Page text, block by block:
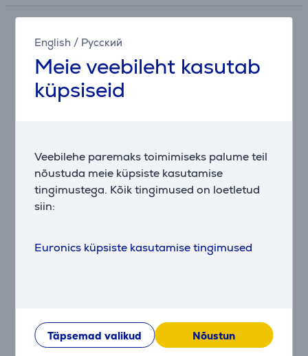
English / Русский
Meie veebileht kasutab
küpsiseid
Veebilehe paremaks toimimiseks palume teil
nõustuda meie küpsiste kasutamise
tingimustega. Kõik tingimused on loetletud
siin:
Euronics küpsiste kasutamise tingimused
Täpsemad valikud Nõustun
Kambukka Brushing
11-07002